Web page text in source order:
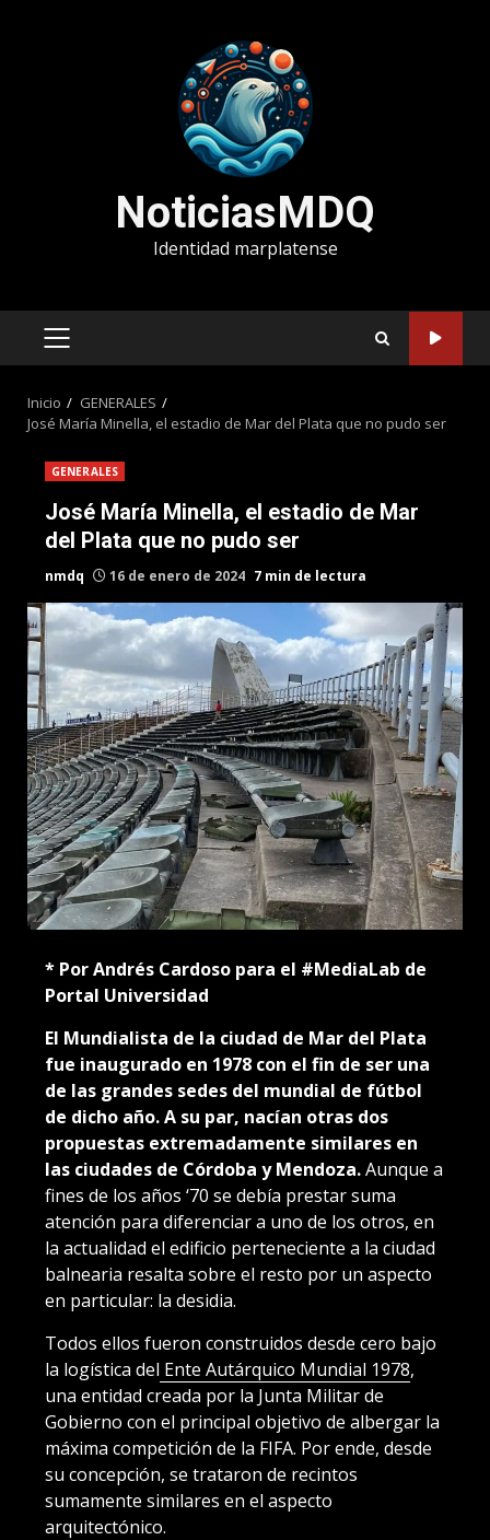
NoticiasMDQ
Identidad marplatense
MENÚ
Inicio
GENERALES
José María Minella, el estadio de Mar del Plata que no pudo ser
GENERALES
José María Minella, el estadio de Mar
del Plata que no pudo ser
nmdq 16 de enero de 2024 7 min de lectura
* Por Andrés Cardoso para el #MediaLab de
Portal Universidad
El Mundialista de la ciudad de Mar del Plata
fue inaugurado en 1978 con el fin de ser una
de las grandes sedes del mundial de fútbol
de dicho año. A su par, nacían otras dos
propuestas extremadamente similares en
las ciudades de Córdoba y Mendoza.Aunque a
fines de los años ‘70 se debía prestar suma
atención para diferenciar a uno de los otros, en
la actualidad el edificio perteneciente a la ciudad
balnearia resalta sobre el resto por un aspecto
en particular: la desidia.
Todos ellos fueron construidos desde cero bajo
la logística del Ente Autárquico Mundial 1978,
una entidad creada por la Junta Militar de
Gobierno con el principal objetivo de albergar la
máxima competición de la FIFA. Por ende, desde
su concepción, se trataron de recintos
sumamente similares en el aspecto
arquitectónico.